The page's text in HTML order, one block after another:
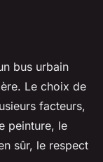
bus urbain
Le choix de
facteurs,
peinture, le
sûr, le respect